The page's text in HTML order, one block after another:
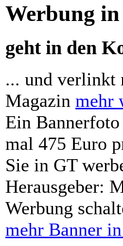
Werbung
geht in den
... und verlinkt
Magazin mehr
Ein
mal 475 Euro
Sie in GT
Herausgeber:
Werbung
mehr Banner